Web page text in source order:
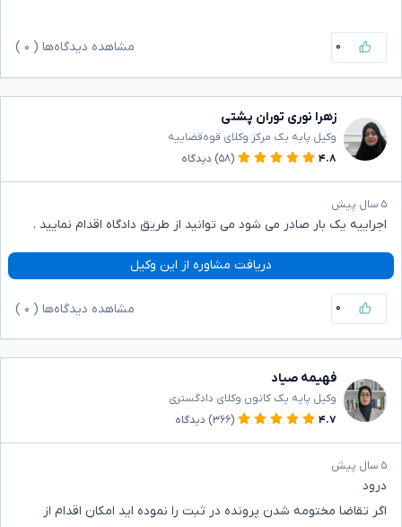
۰ مشاهده دیدگاه‌ها ( ۰
زهرا نوری توران پشتی
وکیل پایه یک مرکز وکلای قوه‌قضاییه
۴.۸
(۵۸) دیدگاه
۵ سال پیش
اجراییه یک بار صادر می شود می توانید از طریق دادگاه اقدام نمایید .
دریافت مشاوره از این وکیل
۰ مشاهده دیدگاه‌ها ( ۰
فهیمه صیاد
وکیل پایه یک کانون وکلای دادگستری
۴.۷
(۳۶۶) دیدگاه
۵ سال پیش
درود
اگر تقاضا مختومه شدن پرونده در ثبت را نموده اید امکان اقدام از